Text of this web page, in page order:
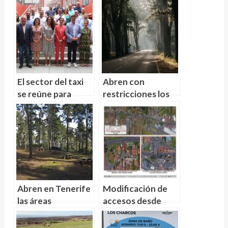
El sector del taxi
se reúne para
combatir la
implantación de
UBER
Abren con
restricciones los
accesos al Teide
por La Orotava y
La Esperanza
Abren en Tenerife
las áreas
recreativas de Las
Raices, Chanajiga y
Modificación de
accesos desde
Guamasa a TF-5
para mejorar la